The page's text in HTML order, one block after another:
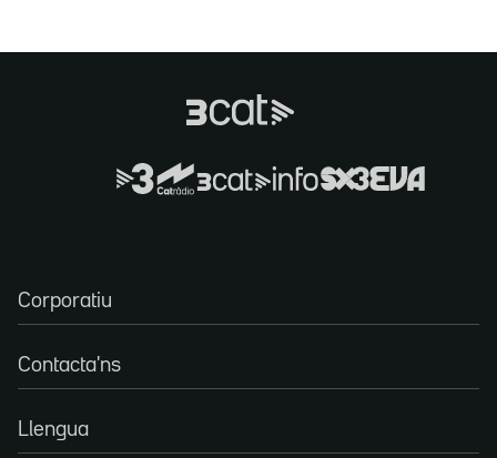
Corporatiu
Contacta'ns
Llengua